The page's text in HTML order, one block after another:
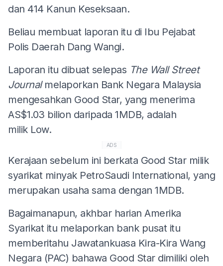
dan 414 Kanun Keseksaan.
Beliau membuat laporan itu di Ibu Pejabat
Polis Daerah Dang Wangi.
Laporan itu dibuat selepas The Wall Street
Journalmelaporkan Bank Negara Malaysia
mengesahkan Good Star, yang menerima
AS$1.03 bilion daripada 1MDB, adalah
milik Low.
ADS
Kerajaan sebelum ini berkata Good Star milik
syarikat minyak PetroSaudi International, yang
merupakan usaha sama dengan 1MDB.
Bagaimanapun, akhbar harian Amerika
Syarikat itu melaporkan bank pusat itu
memberitahu Jawatankuasa Kira-Kira Wang
Negara (PAC) bahawa Good Star dimiliki oleh